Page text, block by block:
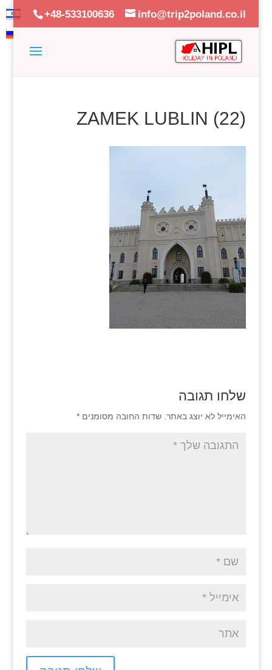
+48-533100636 info@trip2poland.co.il
ZAMEK LUBLIN (22)
שלחו תגובה
האימייל לא יוצג באתר. שדות החובה מסומנים *